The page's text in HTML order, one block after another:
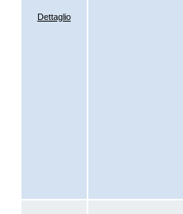
Dettaglio